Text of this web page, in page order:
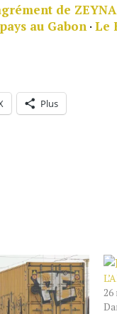
de ZEYNA
au Gabon · Le
Plus
26